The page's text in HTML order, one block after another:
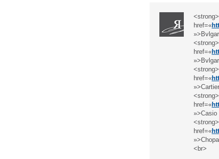
href=«
href=«
href=«
href=«
»>Casio
href=«
<br>